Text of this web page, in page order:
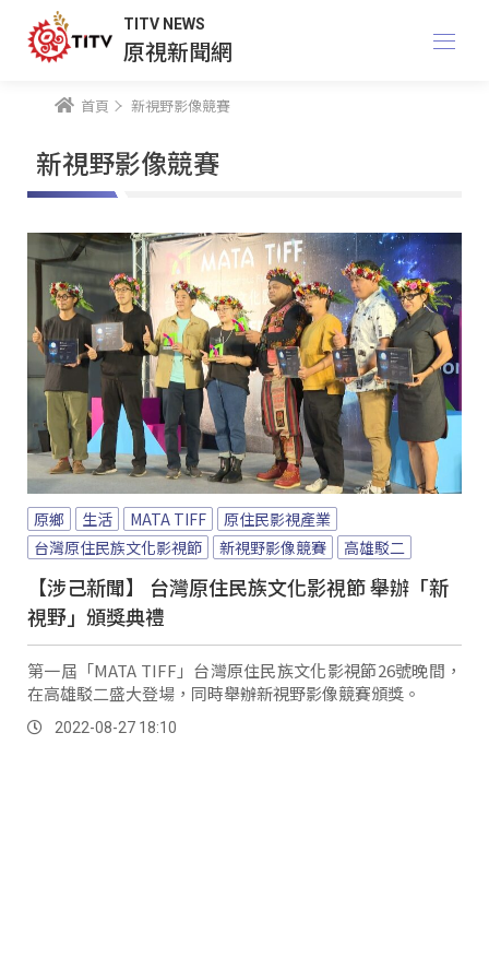
TITV NEWS
原視新聞網
首頁 新視野影像競賽
新視野影像競賽
原鄉 生活 MATA TIFF
原住民影視產業
台灣原住民族文化影視節
新視野影像競賽 高雄駁二
【涉己新聞】 台灣原住民族文化影視節 舉辦「新
視野」頒獎典禮
第一屆「MATA TIFF」台灣原住民族文化影視節26號晚間，
在高雄駁二盛大登場，同時舉辦新視野影像競賽頒獎。
2022-08-27 18:10